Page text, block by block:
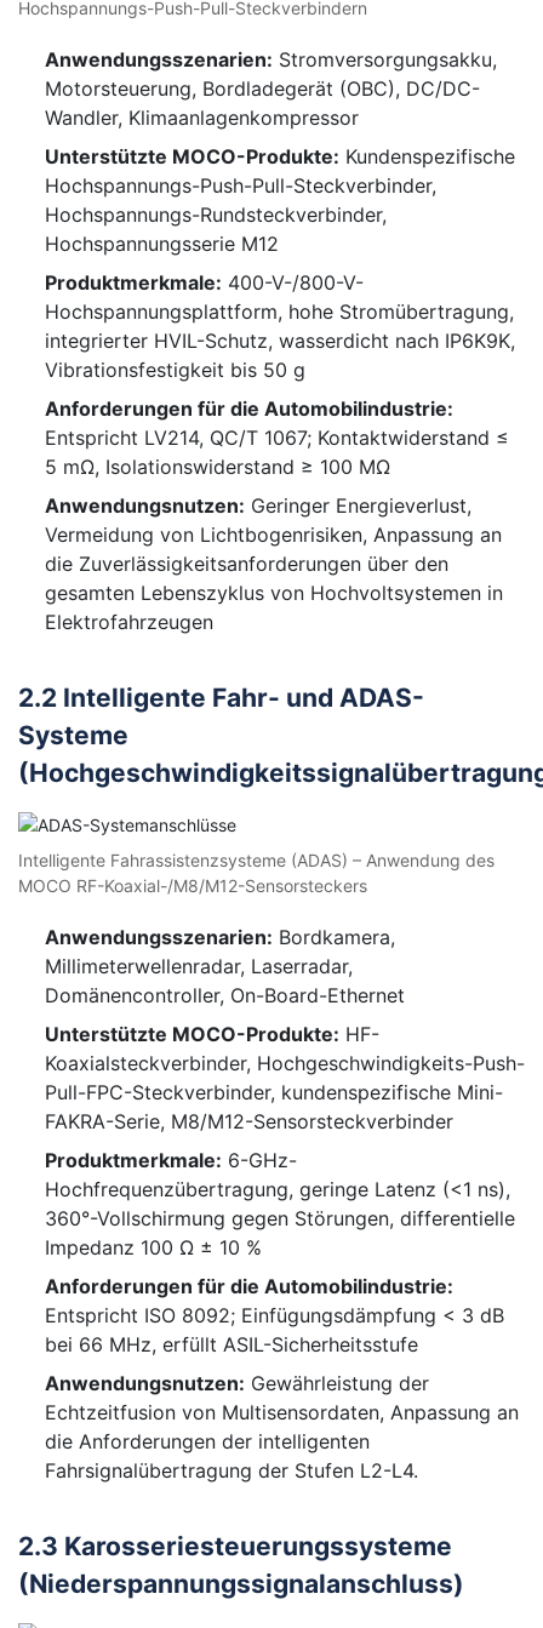
Hochspannungs-Push-Pull-Steckverbindern
Anwendungsszenarien: Stromversorgungsakku,
Motorsteuerung, Bordladegerät (OBC), DC/DC-
Wandler, Klimaanlagenkompressor
Unterstützte MOCO-Produkte: Kundenspezifische
Hochspannungs-Push-Pull-Steckverbinder,
Hochspannungs-Rundsteckverbinder,
Hochspannungsserie M12
Produktmerkmale: 400-V-/800-V-
Hochspannungsplattform, hohe Stromübertragung,
integrierter HVIL-Schutz, wasserdicht nach IP6K9K,
Vibrationsfestigkeit bis 50 g
Anforderungen für die Automobilindustrie:
Entspricht LV214, QC/T 1067; Kontaktwiderstand ≤
5 mΩ, Isolationswiderstand ≥ 100 MΩ
Anwendungsnutzen: Geringer Energieverlust,
Vermeidung von Lichtbogenrisiken, Anpassung an
die Zuverlässigkeitsanforderungen über den
gesamten Lebenszyklus von Hochvoltsystemen in
Elektrofahrzeugen
2.2 Intelligente Fahr- und ADAS-
Systeme
Intelligente Fahrassistenzsysteme (ADAS) – Anwendung des
MOCO RF-Koaxial-/M8/M12-Sensorsteckers
Anwendungsszenarien: Bordkamera,
Millimeterwellenradar, Laserradar,
Domänencontroller, On-Board-Ethernet
Unterstützte MOCO-Produkte: HF-
Koaxialsteckverbinder, Hochgeschwindigkeits-Push-
Pull-FPC-Steckverbinder, kundenspezifische Mini-
FAKRA-Serie, M8/M12-Sensorsteckverbinder
Produktmerkmale: 6-GHz-
Hochfrequenzübertragung, geringe Latenz (<1 ns),
360°-Vollschirmung gegen Störungen, differentielle
Impedanz 100 Ω ± 10 %
Anforderungen für die Automobilindustrie:
Entspricht ISO 8092; Einfügungsdämpfung < 3 dB
bei 66 MHz, erfüllt ASIL-Sicherheitsstufe
Anwendungsnutzen: Gewährleistung der
Echtzeitfusion von Multisensordaten, Anpassung an
die Anforderungen der intelligenten
Fahrsignalübertragung der Stufen L2-L4.
2.3 Karosseriesteuerungssysteme
(Niederspannungssignalanschluss)